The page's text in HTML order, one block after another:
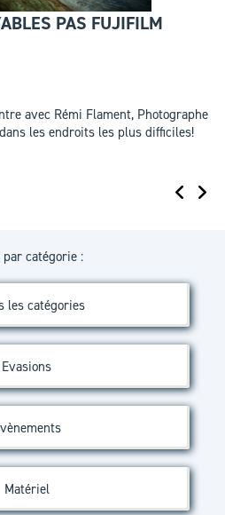
PAS FUJIFILM
avec Rémi Flament, Photographe
les endroits les plus difficiles!
catégorie :
les catégories
Evasions
Matériel